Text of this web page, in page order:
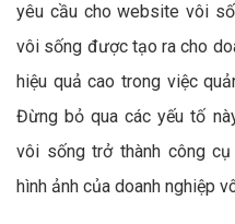
yêu cầu cho website vôi
vôi sống được tạo ra cho
hiệu quả cao trong việc
Đừng bỏ qua các yếu tố
vôi sống trở thành công
hình ảnh của doanh nghiệp